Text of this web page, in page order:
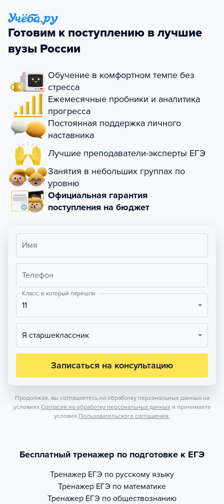
Готовим к поступлению в лучшие
вузы России
Обучение в комфортном темпе без
стресса
Ежемесячные пробники и аналитика
прогресса
Постоянная поддержка личного
наставника
Лучшие преподаватели-эксперты ЕГЭ
Занятия в небольших группах по
уровню
Официальная гарантия
поступления на бюджет
Имя
Телефон
Класс, в который перешли
11
Я старшеклассник
Записаться на консультацию
Продолжая, вы соглашаетесь на обработку персональных данных на
условиях Согласия на обработку персональных данных и принимаете
условия Пользовательского соглашения.
Бесплатный тренажер по подготовке к ЕГЭ
Тренажер ЕГЭ по русскому языку
Тренажер ЕГЭ по математике
Тренажер ЕГЭ по обществознанию